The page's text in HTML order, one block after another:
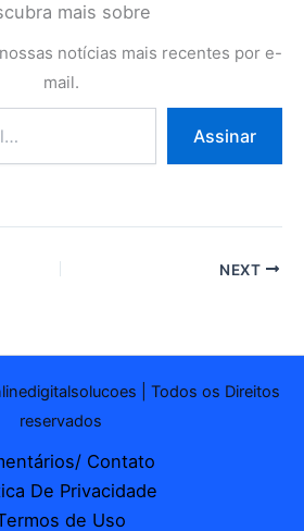
mais sobre
notícias mais recentes por e-
mail.
Assinar
NEXT
| Todos os Direitos
reservados
Contato
De Privacidade
de Uso